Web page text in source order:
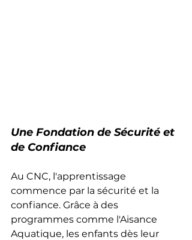
Une Fondation de Sécurité et
de Confiance
Au CNC, l'apprentissage
commence par la sécurité et la
confiance. Grâce à des
programmes comme l'Aisance
Aquatique, les enfants dès leur